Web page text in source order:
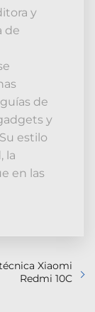
y
de
de
y
estilo
la
en las
Xiaomi
Redmi 10C